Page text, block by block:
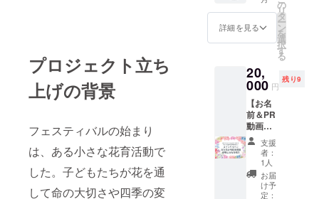
プロジェクト立ち
上げの背景
フェスティバルの始まり
は、ある小さな花育活動で
した。子どもたちが花を通
して命の大切さや四季の変
れるお
名前を
ご記入
字ま
で）
掲載サ
イズ：
大サイ
考欄に
希望さ
れるお
名前を
ご記入
くださ
い。
（15文
字ま
で）
ム）と
PR画像
を掲載
しま
ベント
会場に
て支援
者様の
お名前
を掲示
しま
す。 企
業PRに
ご利用
くださ
い！ ・
詳細を見る
の
リ
タ
ー
ン
を
選
択
す
る
20,
000 円
残り9
【お名
前＆PR
動画掲
載】 メ
インサ
イト
に、支
援者様
のお名
支援
者：
1人
お届
け予
定：